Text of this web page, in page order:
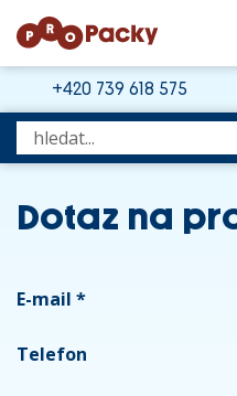
+420 739 618 575
Dotaz na
E-mail *
Telefon